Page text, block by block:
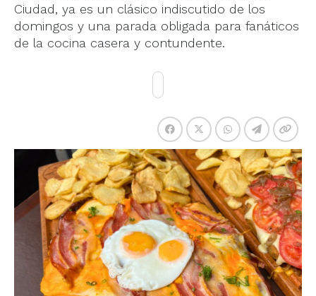
Ciudad, ya es un clásico indiscutido de los
domingos y una parada obligada para fanáticos
de la cocina casera y contundente.